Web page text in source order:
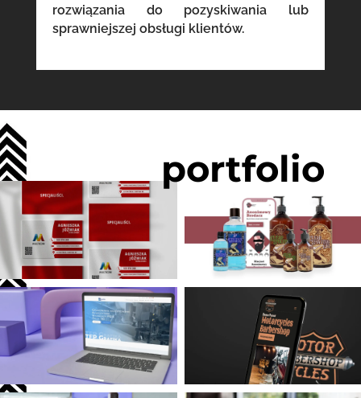
rozwiązania do pozyskiwania lub
sprawniejszej obsługi klientów.
portfolio